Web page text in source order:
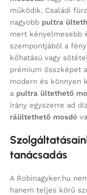
működik. Családi
nagyobb pultra
mert kényelmesebb
szempontjából a
kőhatású vagy
prémium összképet
modern és könnyen
a pultra ültethető
irány egyszerre ad
ráültethető mosdó
tanácsadás
A Robinagyker.hu
hanem teljes körű